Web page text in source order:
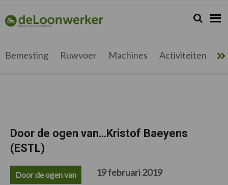
de
hoofdnavigatie
de
hoofd
de
eerste
de
voettekst
deloonwerker.be Zoeken...
Zoek
Bemesting Ruwvoer Machines Activiteiten
Door de ogen van…Kristof Baeyens
(ESTL)
Door de ogen van 19 februari 2019